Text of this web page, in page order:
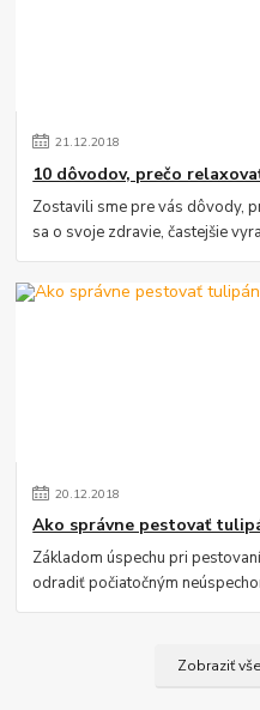
21.12.2018
10 dôvodov, prečo
Zostavili sme pre vás dôvody,
sa o svoje zdravie, častejšie
20.12.2018
Ako správne pestovať
Základom úspechu pri
odradiť počiatočným
Zobraziť